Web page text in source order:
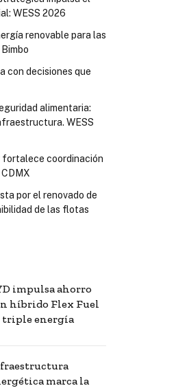
WESS 2026
renovable para las
con decisiones que
alimentaria:
WESS
fortalece coordinación
por el renovado de
de las flotas
impulsa ahorro
híbrido Flex Fuel
triple energía
marca la